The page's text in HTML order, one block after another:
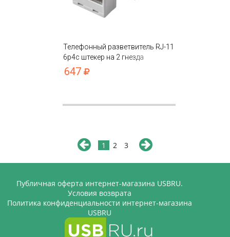
Телефонный разветвитель RJ-11
6p4c штекер на 2 гнезда
647
1 2 3
Публичная оферта интернет-магазина USBRU.
Условия возврата
Политика конфиденциальности интернет-магазина
USBRU